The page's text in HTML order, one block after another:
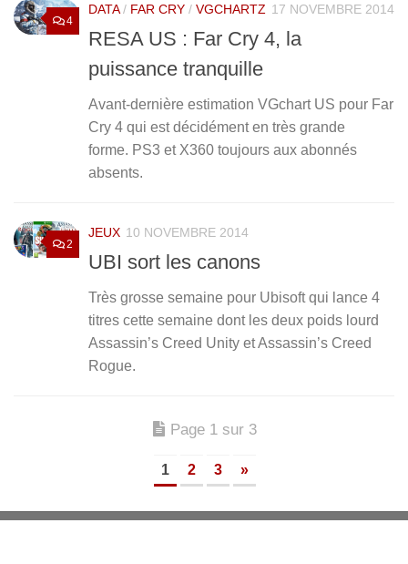
4
DATA/ FAR CRY / VGCHARTZ 17 NOVEMBRE 2014
RESA US : Far Cry 4, la
puissance tranquille
Avant-dernière estimation VGchart US pour Far
Cry 4 qui est décidément en très grande
forme. PS3 et X360 toujours aux abonnés
absents.
2
JEUX 10 NOVEMBRE 2014
UBI sort les canons
Très grosse semaine pour Ubisoft qui lance 4
titres cette semaine dont les deux poids lourd
Assassin’s Creed Unity et Assassin’s Creed
Rogue.
Page 1 sur 3
1 2 3 »